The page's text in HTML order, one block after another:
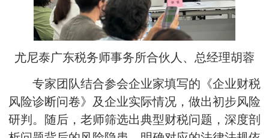
尤尼泰广东税务师事务所合伙人、总经理胡蓉
专家团队结合参会企业家填写的《企业财税
风险诊断问卷》及企业实际情况，做出初步风险
研判。随后，老师筛选出典型财税问题，深度剖